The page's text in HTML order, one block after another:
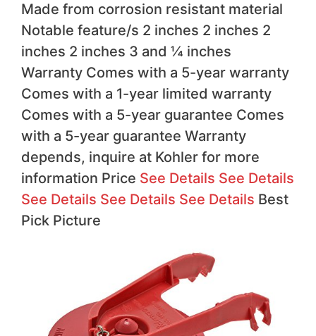
Made from corrosion resistant material
Notable feature/s 2 inches 2 inches 2
inches 2 inches 3 and ¼ inches
Warranty Comes with a 5-year warranty
Comes with a 1-year limited warranty
Comes with a 5-year guarantee Comes
with a 5-year guarantee Warranty
depends, inquire at Kohler for more
information Price See Details See Details
See Details See Details See Details Best
Pick Picture